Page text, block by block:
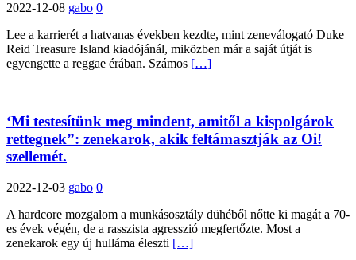
2022-12-08 gabo 0
Lee a karrierét a hatvanas években kezdte, mint zeneválogató Duke
Reid Treasure Island kiadójánál, miközben már a saját útját is
egyengette a reggae érában. Számos […]
‘Mi testesítünk meg mindent, amitől a kispolgárok
rettegnek”: zenekarok, akik feltámasztják az Oi!
szellemét.
2022-12-03 gabo 0
A hardcore mozgalom a munkásosztály dühéből nőtte ki magát a 70-
es évek végén, de a rasszista agresszió megfertőzte. Most a
zenekarok egy új hulláma éleszti […]